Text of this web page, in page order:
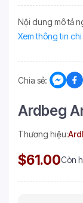
Nội dung mô tả
Xem thông tin chi
Chia sẻ:
Ardbeg
Thương hiệu:
$61.00Còn